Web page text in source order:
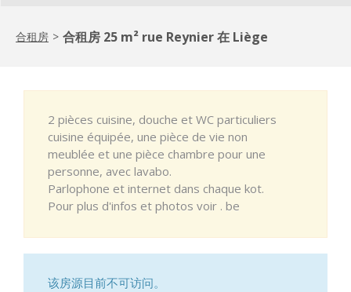
合租房 > 合租房 25 m² rue Reynier 在 Liège
2 pièces cuisine, douche et WC particuliers
cuisine équipée, une pièce de vie non
meublée et une pièce chambre pour une
personne, avec lavabo.
Parlophone et internet dans chaque kot.
Pour plus d'infos et photos voir . be
该房源目前不可访问。